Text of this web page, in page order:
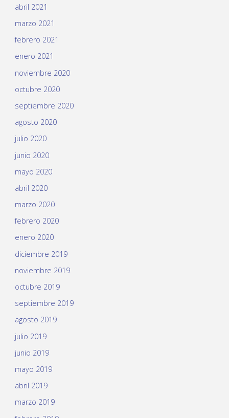
abril 2021
marzo 2021
febrero 2021
enero 2021
noviembre 2020
octubre 2020
septiembre 2020
agosto 2020
julio 2020
junio 2020
mayo 2020
abril 2020
marzo 2020
febrero 2020
enero 2020
diciembre 2019
noviembre 2019
octubre 2019
septiembre 2019
agosto 2019
julio 2019
junio 2019
mayo 2019
abril 2019
marzo 2019